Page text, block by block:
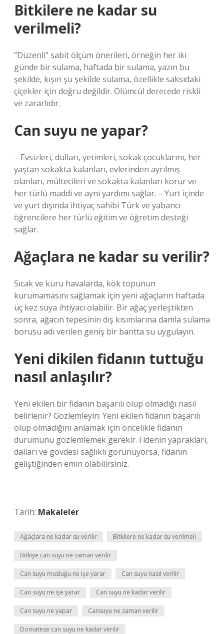
Bitkilere ne kadar su
verilmeli?
“Düzenli” sabit ölçüm önerileri, örneğin her iki
günde bir sulama, haftada bir sulama, yazın bu
şekilde, kışın şu şekilde sulama, özellikle saksıdaki
çiçekler için doğru değildir. Ölümcül derecede riskli
ve zararlıdır.
Can suyu ne yapar?
– Evsizleri, dulları, yetimleri, sokak çocuklarını, her
yaştan sokakta kalanları, evlerinden ayrılmış
olanları, mültecileri ve sokakta kalanları korur ve
her türlü maddi ve ayni yardımı sağlar. – Yurt içinde
ve yurt dışında ihtiyaç sahibi Türk ve yabancı
öğrencilere her türlü eğitim ve öğretim desteği
sağlar.
Ağaçlara ne kadar su verilir?
Sıcak ve kuru havalarda, kök topunun
kurumamasını sağlamak için yeni ağaçların haftada
üç kez suya ihtiyacı olabilir. Bir ağaç yerleştikten
sonra, ağacın tepesinin dış kısımlarına damla sulama
borusu adı verilen geniş bir bantta su uygulayın.
Yeni dikilen fidanın tuttuğu
nasıl anlaşılır?
Yeni ekilen bir fidanın başarılı olup olmadığı nasıl
belirlenir? Gözlemleyin: Yeni ekilen fidanın başarılı
olup olmadığını anlamak için öncelikle fidanın
durumunu gözlemlemek gerekir. Fidenin yaprakları,
dalları ve gövdesi sağlıklı görünüyorsa, fidanın
geliştiğinden emin olabilirsiniz.
Tarih: Makaleler
Ağaçlara ne kadar su verilir Bitkilere ne kadar su verilmeli
Bitkiye can suyu ne zaman verilir
Can suyu musluğu ne işe yarar Can suyu nasıl verilir
Can suyu ne işe yarar Can suyu ne kadar verilir
Can suyu ne yapar Cansuyu ne zaman verilir
Domatese can suyu ne kadar verilir